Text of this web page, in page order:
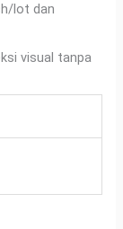
lot dan
visual tanpa